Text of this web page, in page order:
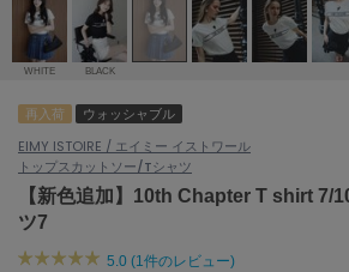
ェア (121)
(124)
ánuans
アニュアンス
ànuke
アンヌーク
ASICS
アシックス
WHITE BLACK
再入荷
ウォッシャブル
EIMY ISTOIRE / エイミー イストワール
トップスカットソー/Tシャツ
【新色追加】10th Chapter T shirt 7/
ツ7
5.0 (1件のレビュー)